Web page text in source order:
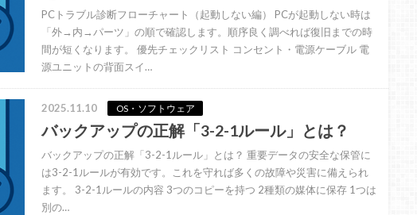
PCトラブル診断フローチャート（起動しない編） PCが起動しない時は
「外→内→パーツ」の順で確認します。順序良く調べれば復旧までの時
間が短くなります。 優先チェックリスト コンセント・電源ケーブル 電
源ユニットの背面スイ…
2025.11.10 OS・ソフトウェア
バックアップの正解「3-2-1ルール」とは？
バックアップの正解「3-2-1ルール」とは？ 重要データの安全な保管に
は3-2-1ルールが有効です。これを守れば多くの故障や災害に備えられ
ます。 3-2-1ルールの内容 3つのコピーを持つ 2種類の媒体に保存 1つは
別の…